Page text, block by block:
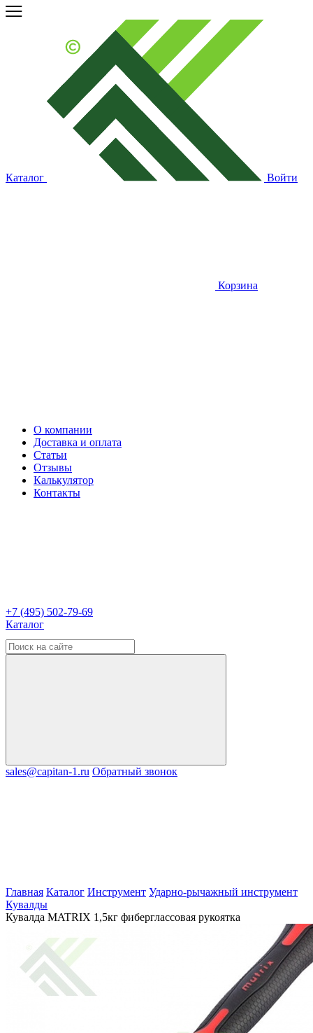
Каталог Войти
Корзина
О компании
Доставка и оплата
Статьи
Отзывы
Калькулятор
Контакты
+7 (495) 502-79-69
Каталог
sales@capitan-1.ru Обратный звонок
Главная Каталог Инструмент Ударно-рычажный инструмент
Кувалды
Кувалда MATRIX 1,5кг фиберглассовая рукоятка